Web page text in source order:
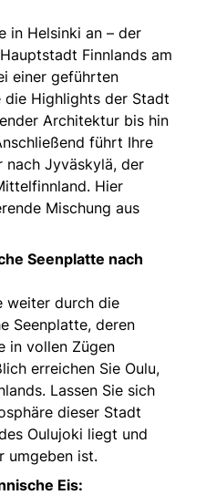
in Helsinki an – der
Finnlands am
einer geführten
Highlights der Stadt
Architektur bis hin
führt Ihre
nach Jyväskylä, der
Hier
Mischung aus
Seenplatte nach
weiter durch die
Seenplatte, deren
in vollen Zügen
erreichen Sie Oulu,
Lassen Sie sich
dieser Stadt
Oulujoki liegt und
umgeben ist.
Eis: